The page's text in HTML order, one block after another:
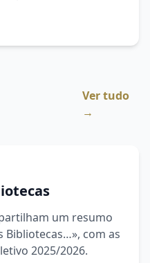
Ver tudo
→
um resumo
Bibliotecas…», com as
2025/2026.